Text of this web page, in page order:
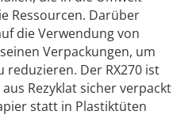
Ressourcen. Darüber
die Verwendung von
Verpackungen, um
Der RX270 ist
Rezyklat sicher verpackt
statt in Plastiktüten